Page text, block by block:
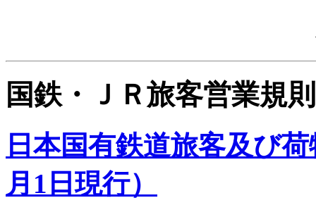
国鉄・ＪＲ旅客営業規則
日本国有鉄道旅客及び
月1日現行）